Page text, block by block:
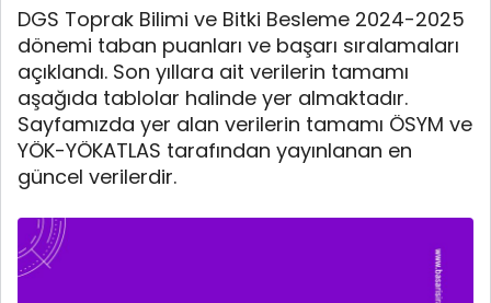
DGS Toprak Bilimi ve Bitki Besleme 2024-2025
dönemi taban puanları ve başarı sıralamaları
açıklandı. Son yıllara ait verilerin tamamı
aşağıda tablolar halinde yer almaktadır.
Sayfamızda yer alan verilerin tamamı ÖSYM ve
YÖK-YÖKATLAS tarafından yayınlanan en
güncel verilerdir.